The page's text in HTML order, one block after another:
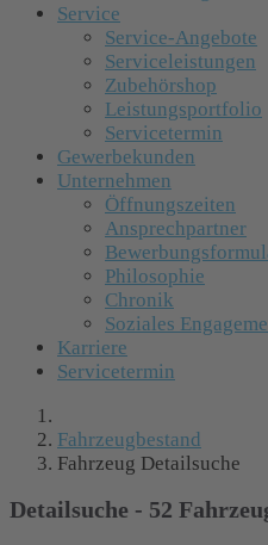
Service
Service-Angebote
Serviceleistungen
Zubehörshop
Leistungsportfolio
Servicetermin
Gewerbekunden
Unternehmen
Öffnungszeiten
Ansprechpartner
Philosophie
Chronik
Soziales
Karriere
Servicetermin
Fahrzeugbestand
Fahrzeug Detailsuche
Detailsuche - 52